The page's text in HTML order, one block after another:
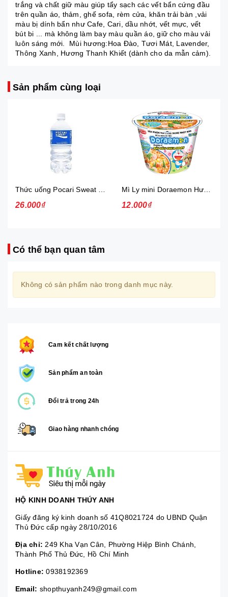
trắng và chất giữ màu giúp tẩy sạch các vết bẩn cứng đầu
trên quần áo, thảm, ghế sofa, rèm cửa, khăn trải bàn ,vải
màu bị dính bẩn như Cafe, Cari, dầu nhớt, vết mực, vết
bút bi ... mà không làm bay màu quần áo, giữ cho màu vải
luôn sáng mới. Mùi hương:Hoa Đào, Tươi Mát, Lavender,
Thông Xanh, Hương Thanh Khiết (dành cho da mẫn cảm).
Sản phẩm cùng loại
26.000₫ 12.000₫
Có thể bạn quan tâm
Không có sản phẩm nào trong danh mục này.
Cam kết chất lượng
Sản phẩm an toàn
Đổi trả trong 24h
Giao hàng nhanh chóng
HỘ KINH DOANH THÚY ANH
Giấy đăng ký kinh doanh số 41Q8021724 do UBND Quận
Thủ Đức cấp ngày 28/10/2016
Địa chỉ: 249 Kha Vạn Cân, Phường Hiệp Bình Chánh,
Thành Phố Thủ Đức, Hồ Chí Minh
Hotline: 0938192369
Email: shopthuyanh249@gmail.com